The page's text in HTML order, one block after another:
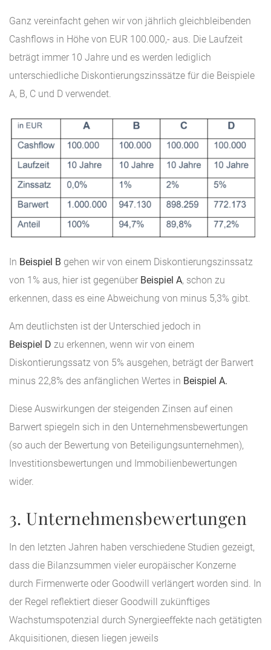
Ganz vereinfacht gehen wir von jährlich gleichbleibenden
Cashflows in Höhe von EUR 100.000,- aus. Die Laufzeit
beträgt immer 10 Jahre und es werden lediglich
unterschiedliche Diskontierungszinssätze für die Beispiele
A, B, C und D verwendet.
In Beispiel B gehen wir von einem Diskontierungszinssatz
von 1% aus, hier ist gegenüber Beispiel A, schon zu
erkennen, dass es eine Abweichung von minus 5,3% gibt.
Am deutlichsten ist der Unterschied jedoch in
Beispiel D zu erkennen, wenn wir von einem
Diskontierungssatz von 5% ausgehen, beträgt der Barwert
minus 22,8% des anfänglichen Wertes in Beispiel A.
Diese Auswirkungen der steigenden Zinsen auf einen
Barwert spiegeln sich in den Unternehmensbewertungen
(so auch der Bewertung von Beteiligungsunternehmen),
Investitionsbewertungen und Immobilienbewertungen
wider.
3. Unternehmensbewertungen
In den letzten Jahren haben verschiedene Studien gezeigt,
dass die Bilanzsummen vieler europäischer Konzerne
durch Firmenwerte oder Goodwill verlängert worden sind. In
der Regel reflektiert dieser Goodwill zukünftiges
Wachstumspotenzial durch Synergieeffekte nach getätigten
Akquisitionen, diesen liegen jeweils